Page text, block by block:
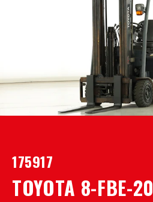
175917 TOYOTA 8-FBE-20
175917
TOYOTA 8-FBE-20